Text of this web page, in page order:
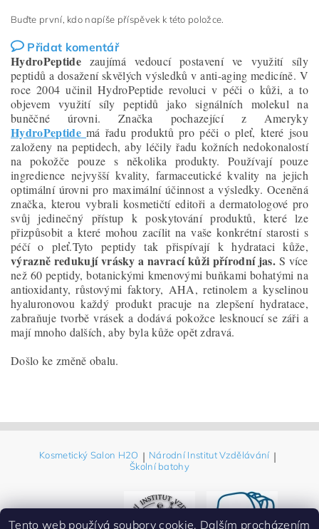
Buďte první, kdo napíše příspěvek k této položce.
Přidat komentář
HydroPeptide zaujímá vedoucí postavení ve využití síly
peptidů a dosažení skvělých výsledků v anti-aging medicíně. V
roce 2004 učinil HydroPeptide revoluci v péči o kůži, a to
objevem využití síly peptidů jako signálních molekul na
buněčné úrovni. Značka pochazející z Ameryky
HydroPeptide má řadu produktů pro péči o pleť, které jsou
založeny na peptidech, aby léčily řadu kožních nedokonalostí
na pokožče pouze s několika produkty. Používají pouze
ingredience nejvyšší kvality, farmaceutické kvality na jejich
optimální úrovni pro maximální účinnost a výsledky. Oceněná
značka, kterou vybrali kosmetičtí editoři a dermatologové pro
svůj jedinečný přístup k poskytování produktů, které lze
přizpůsobit a které mohou zacílit na vaše konkrétní starosti s
péčí o pleť.Tyto peptidy tak přispívají k hydrataci kůže,
výrazně redukují vrásky a navrací kůži přírodní jas. S více
než 60 peptidy, botanickými kmenovými buňkami bohatými na
antioxidanty, růstovými faktory, AHA, retinolem a kyselinou
hyaluronovou každý produkt pracuje na zlepšení hydratace,
zabraňuje tvorbě vrásek a dodává pokožce lesknoucí se záři a
mají mnoho dalších, aby byla kůže opět zdravá.
Došlo ke změně obalu.
Kosmetický Salon H2O | Národní Institut Vzdělávání |
Školní batohy
Tento web používá soubory cookie. Dalším procházením